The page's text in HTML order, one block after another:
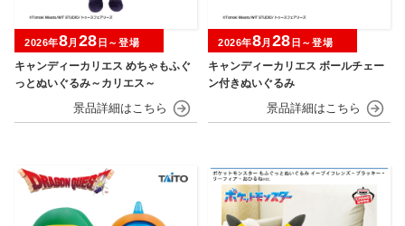
キャンディーカリエス めちゃもふぐ
っとぬいぐるみ～カリエス～
2026年8月 28 日～登場
キャンディーカリエス ボールチェー
ン付きぬいぐるみ
2026年8月 28 日～登場